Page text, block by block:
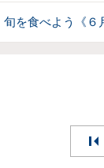
旬を食べよう《６